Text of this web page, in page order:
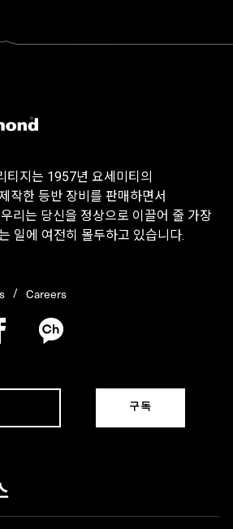
티지는 1957년 요세미티의
작한 등반 장비를 판매하면서
리는 당신을 정상으로 이끌어 줄 가장
일에 여전히 몰두하고 있습니다.
Careers
구독